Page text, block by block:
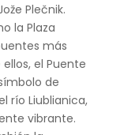
Plečnik.
la Plaza
más
el Puente
de
río Liublianica,
vibrante.